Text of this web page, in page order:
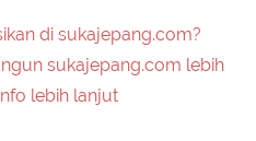
di sukajepang.com?
sukajepang.com lebih
lebih lanjut